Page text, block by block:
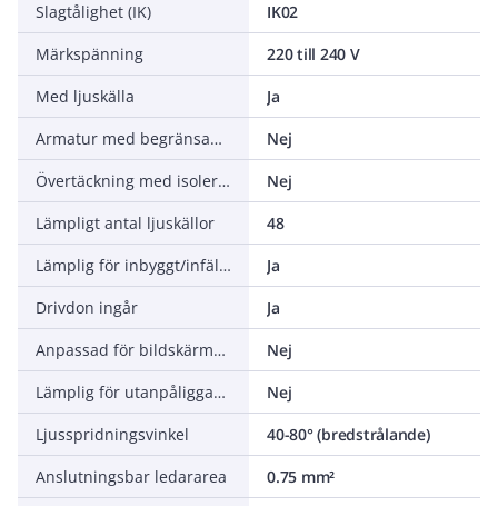
Slagtålighet (IK)
IK02
Märkspänning
220 till 240 V
Med ljuskälla
Ja
Armatur med begränsad yttemperatur "D" (EN 60598-2-24)
Nej
Övertäckning med isolering
Nej
Lämpligt antal ljuskällor
48
Lämplig för inbyggt/infällt montage
Ja
Drivdon ingår
Ja
Anpassad för bildskärmsarbete (EN 12464-1)
Nej
Lämplig för utanpåliggande montage
Nej
Ljusspridningsvinkel
40-80° (bredstrålande)
Anslutningsbar ledararea
0.75 mm²